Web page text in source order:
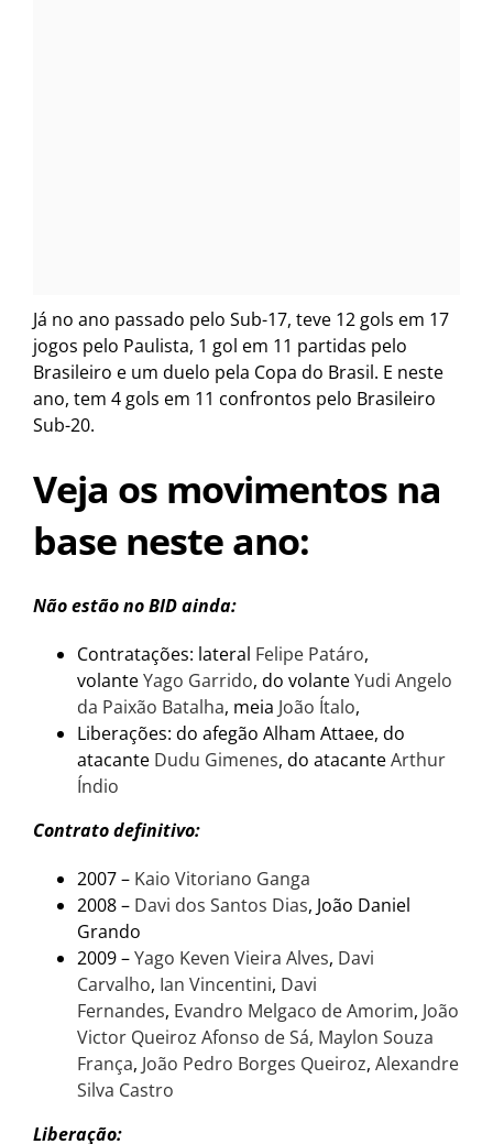
Já no ano passado pelo Sub-17, teve 12 gols em 17
jogos pelo Paulista, 1 gol em 11 partidas pelo
Brasileiro e um duelo pela Copa do Brasil. E neste
ano, tem 4 gols em 11 confrontos pelo Brasileiro
Sub-20.
Veja os movimentos na
base neste ano:
Não estão no BID ainda:
Contratações: lateral Felipe Patáro,
volanteYago Garrido, do volanteYudi Angelo
da Paixão Batalha, meia João Ítalo,
Liberações: do afegão Alham Attaee, do
atacante Dudu Gimenes, do atacanteArthur
Índio
Contrato definitivo:
2007 – Kaio Vitoriano Ganga
2008 – Davi dos Santos Dias, João Daniel
Grando
2009 –Yago Keven Vieira Alves, Davi
Carvalho, Ian Vincentini, Davi
Fernandes, Evandro Melgaco de Amorim, João
Victor Queiroz Afonso de Sá, Maylon Souza
França, João Pedro Borges Queiroz, Alexandre
Silva Castro
Liberação: